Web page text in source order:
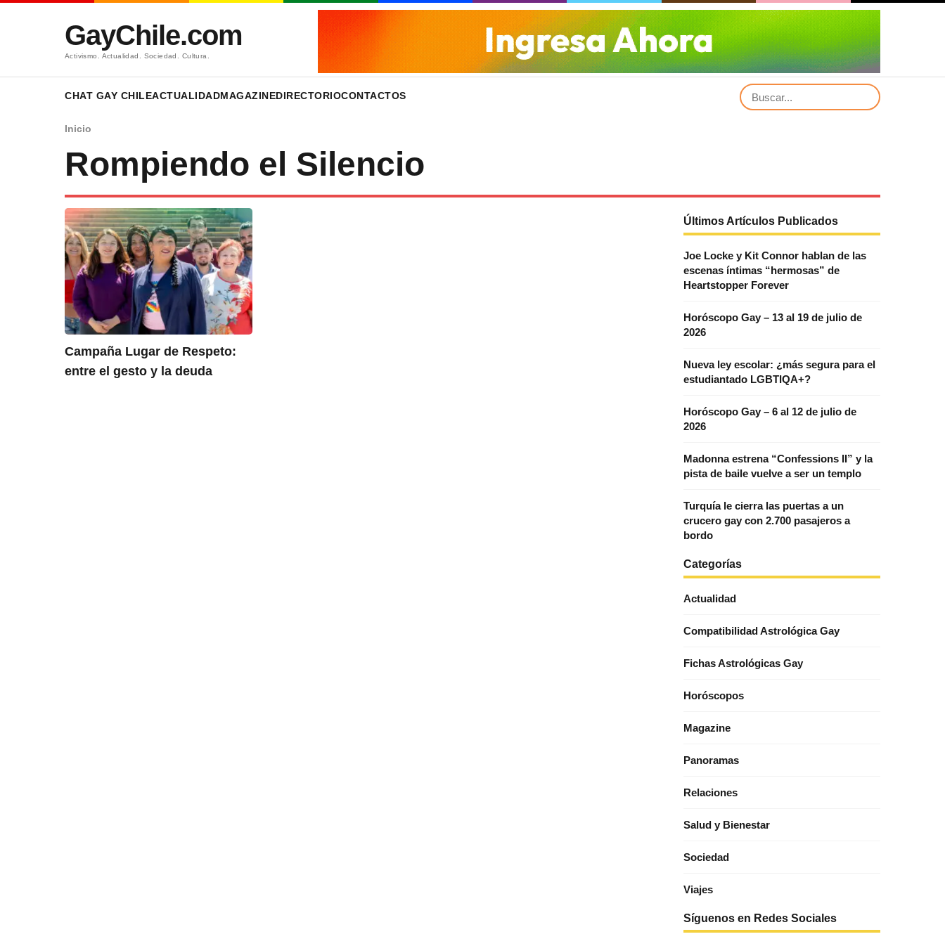
GayChile.com
Activismo. Actualidad. Sociedad. Cultura.
CHAT GAY CHILEACTUALIDADMAGAZINEDIRECTORIOCONTACTOS
Inicio
Rompiendo el Silencio
Campaña Lugar de Respeto:
entre el gesto y la deuda
Últimos Artículos Publicados
Joe Locke y Kit Connor hablan de las
escenas íntimas “hermosas” de
Heartstopper Forever
Horóscopo Gay – 13 al 19 de julio de
2026
Nueva ley escolar: ¿más segura para el
estudiantado LGBTIQA+?
Horóscopo Gay – 6 al 12 de julio de
2026
Madonna estrena “Confessions II” y la
pista de baile vuelve a ser un templo
Turquía le cierra las puertas a un
crucero gay con 2.700 pasajeros a
bordo
Categorías
Actualidad
Compatibilidad Astrológica Gay
Fichas Astrológicas Gay
Horóscopos
Magazine
Panoramas
Relaciones
Salud y Bienestar
Sociedad
Viajes
Síguenos en Redes Sociales